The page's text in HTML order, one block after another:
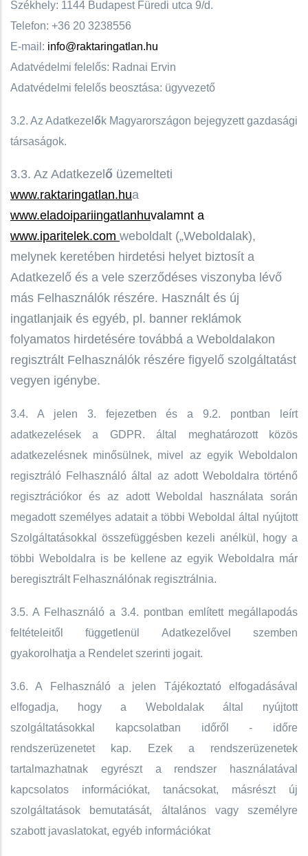
Székhely: 1144 Budapest Füredi utca 9/d.
Telefon: +36 20 3238556
E-mail: info@raktaringatlan.hu
Adatvédelmi felelős: Radnai Ervin
Adatvédelmi felelős beosztása: ügyvezető
3.2. Az Adatkezel ők Magyarországon bejegyzett gazdasági
társaságok.
3.3. Az Adatkezelő üzemelteti
www.raktaringatlan.hua
www.eladoipariingatlanhuvalamnt a
www.iparitelek.com weboldalt („Weboldalak),
melynek keretében hirdetési helyet biztosít a
Adatkezelő és a vele szerződéses viszonyba lévő
más Felhasználók részére. Használt és új
ingatlanjaik és egyéb, pl. banner reklámok
folyamatos hirdetésére továbbá a Weboldalakon
regisztrált Felhasználók részére figyelő szolgáltatást
vegyen igénybe.
3.4. A jelen 3. fejezetben és a 9.2. pontban leírt
adatkezelések a GDPR. által meghatározott közös
adatkezelésnek minősülnek, mivel az egyik Weboldalon
regisztráló Felhasználó által az adott Weboldalra történő
regisztrációkor és az adott Weboldal használata során
megadott személyes adatait a többi Weboldal által nyújtott
Szolgáltatásokkal összefüggésben kezeli anélkül, hogy a
többi Weboldalra is be kellene az egyik Weboldalra már
beregisztrált Felhasználónak regisztrálnia.
3.5. A Felhasználó a 3.4. pontban említett megállapodás
feltételeitől függetlenül Adatkezelővel szemben
gyakorolhatja a Rendelet szerinti jogait.
3.6. A Felhasználó a jelen Tájékoztató elfogadásával
elfogadja, hogy a Weboldalak által nyújtott
szolgáltatásokkal kapcsolatban időről - időre
rendszerüzenetet kap. Ezek a rendszerüzenetek
tartalmazhatnak egyrészt a rendszer használatával
kapcsolatos információkat, tanácsokat, másrészt új
szolgáltatások bemutatását, általános vagy személyre
szabott javaslatokat, egyéb információkat